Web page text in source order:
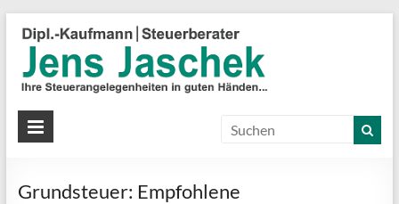
Grundsteuer: Empfohlene